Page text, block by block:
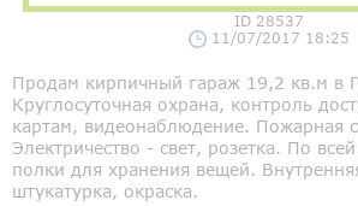
ID 28537
11/07/2017 18:25
Продам кирпичный гараж 19,2 кв.м в
Круглосуточная охрана, контроль
картам, видеонаблюдение. Пожарная
Электричество - свет, розетка. По
полки для хранения вещей.
штукатурка, окраска.